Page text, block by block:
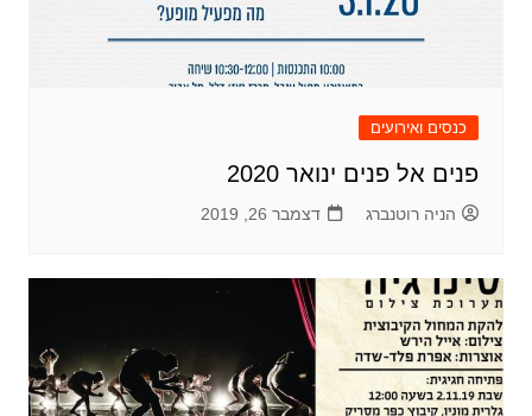
כנסים ואירועים
פנים אל פנים ינואר 2020
הניה רוטנברג דצמבר 26, 2019